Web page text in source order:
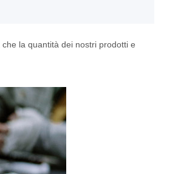
la quantità dei nostri prodotti e